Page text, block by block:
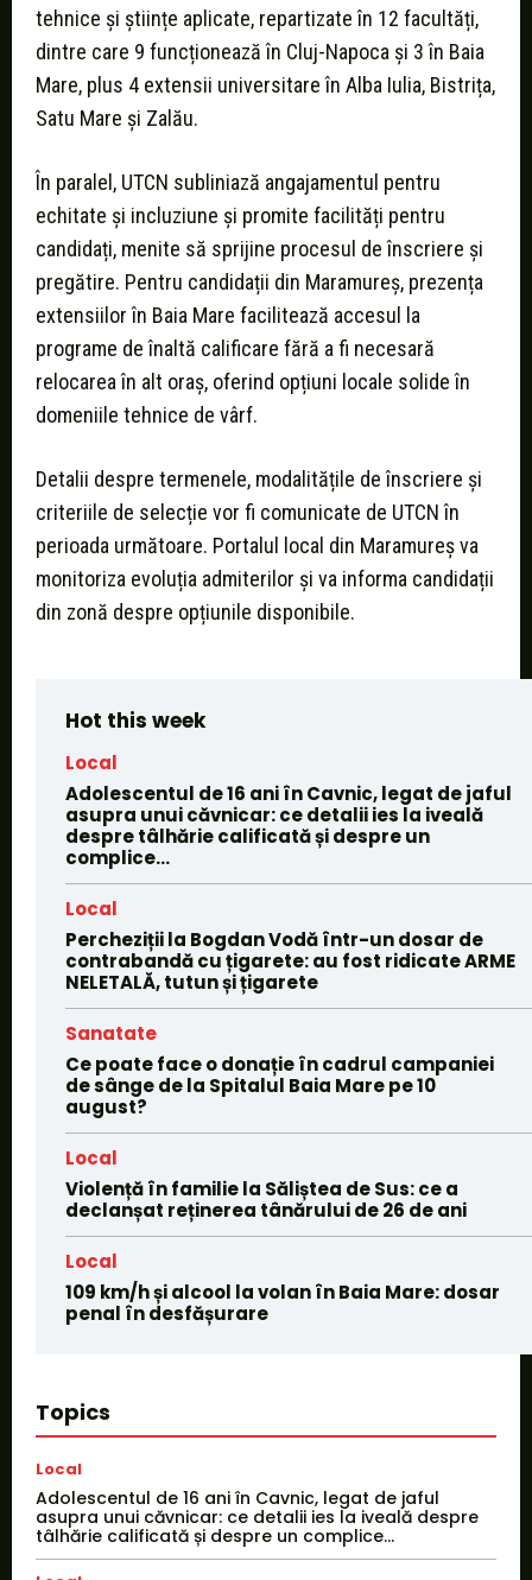
tehnice și științe aplicate, repartizate în 12 facultăți,
dintre care 9 funcționează în Cluj-Napoca și 3 în Baia
Mare, plus 4 extensii universitare în Alba Iulia, Bistrița,
Satu Mare și Zalău.
În paralel, UTCN subliniază angajamentul pentru
echitate și incluziune și promite facilități pentru
candidați, menite să sprijine procesul de înscriere și
pregătire. Pentru candidații din Maramureș, prezența
extensiilor în Baia Mare facilitează accesul la
programe de înaltă calificare fără a fi necesară
relocarea în alt oraș, oferind opțiuni locale solide în
domeniile tehnice de vârf.
Detalii despre termenele, modalitățile de înscriere și
criteriile de selecție vor fi comunicate de UTCN în
perioada următoare. Portalul local din Maramureș va
monitoriza evoluția admiterilor și va informa candidații
din zonă despre opțiunile disponibile.
Hot this week
Local
Adolescentul de 16 ani în Cavnic, legat de jaful
asupra unui căvnicar: ce detalii ies la iveală
despre tâlhărie calificată și despre un
complice...
Local
Percheziții la Bogdan Vodă într-un dosar de
contrabandă cu țigarete: au fost ridicate ARME
NELETALĂ, tutun și țigarete
Sanatate
Ce poate face o donație în cadrul campaniei
de sânge de la Spitalul Baia Mare pe 10
august?
Local
Violență în familie la Săliștea de Sus: ce a
declanșat reținerea tânărului de 26 de ani
Local
109 km/h și alcool la volan în Baia Mare: dosar
penal în desfășurare
Topics
Local
Adolescentul de 16 ani în Cavnic, legat de jaful
asupra unui căvnicar: ce detalii ies la iveală despre
tâlhărie calificată și despre un complice...